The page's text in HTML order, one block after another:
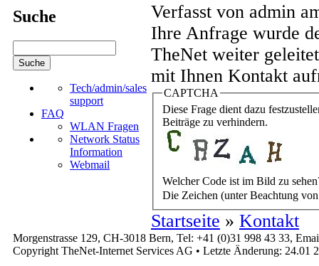
Suche
Tech/admin/sales
support
FAQ
WLAN Fragen
Network Status
Information
Webmail
Verfasst von admin
Ihre Anfrage wurde
TheNet weiter
mit Ihnen Kontakt
CAPTCHA
Diese Frage dient dazu
Beiträge zu verhindern.
Welcher Code ist im Bild zu
Die Zeichen (unter Beachtung
Startseite » Kontakt
Morgenstrasse 129, CH-3018 Bern, Tel: +41 (0)31 998 43 33,
Copyright TheNet-Internet Services AG • Letzte Änderung: 24.01